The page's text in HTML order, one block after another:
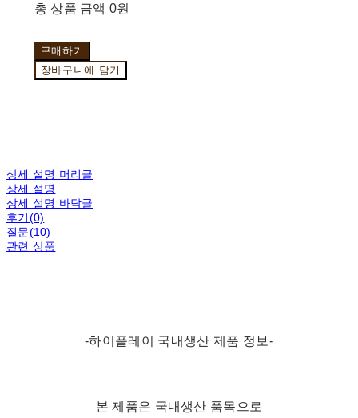
총 상품 금액 0원
구매하기
장바구니에 담기
상세 설명 머리글
상세 설명
상세 설명 바닥글
후기(0)
질문(10)
관련 상품
-하이플레이 국내생산 제품 정보-
본 제품은 국내생산 품목으로